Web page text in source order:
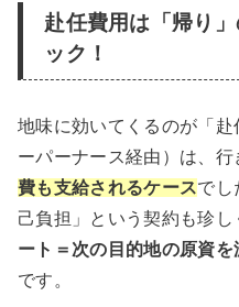
赴任費用は「帰り
ック！
地味に効いてくるのが「
ーパーナース経由）は、行
費も支給されるケースでし
己負担」という契約も珍
ート＝次の目的地の原資を
です。